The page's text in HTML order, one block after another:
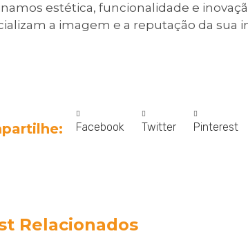
estética, funcionalidade e
a imagem e a reputação da sua
Facebook Twitter Pinterest
Relacionados